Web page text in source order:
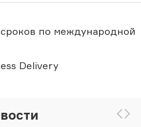
по международной
Delivery